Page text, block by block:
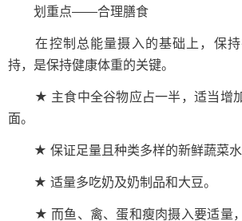
划重点——合理膳食
在控制总能量摄入的基础上，保持
持，是保持健康体重的关键。
★ 主食中全谷物应占一半，适当增加
面。
★ 保证足量且种类多样的新鲜蔬菜水
★ 适量多吃奶及奶制品和大豆。
★ 而鱼、禽、蛋和瘦肉摄入要适量，